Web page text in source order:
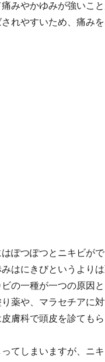
みやかゆみが強いこ
れやすいため、痛み
ぽつぽつとニキビが
はにきびというより
の一種が一つの原因
薬や、マラセチアに
膚科で頭皮を診てもら
てしまいますが、ニ